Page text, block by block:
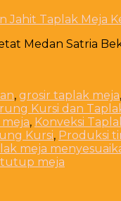
Jahit Taplak Meja
Medan Satria
, grosir taplak meja,
Kursi dan
, Konveksi
Kursi, Produksi
meja
tutup meja